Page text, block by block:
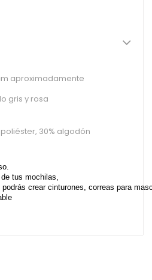
aproximadamente
gris y rosa
30% algodón
tus mochilas,
crear cinturones, correas para